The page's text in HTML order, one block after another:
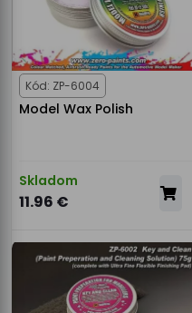
Kód: ZP-6004
Model Wax Polish
Skladom
11.96 €